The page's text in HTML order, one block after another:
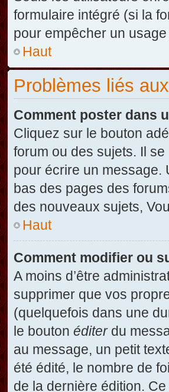
formulaire intégré (si la
pour empêcher un
Haut
Problèmes liés
Comment poster dans
Cliquez sur le bouton
forum ou des sujets. Il
pour écrire un message.
bas des pages des
des nouveaux sujets,
Haut
Comment modifier ou
A moins d’être
supprimer que vos
(quelquefois dans une
le bouton éditerdu
au message, un petit
été édité, le nombre de
de la dernière édition.